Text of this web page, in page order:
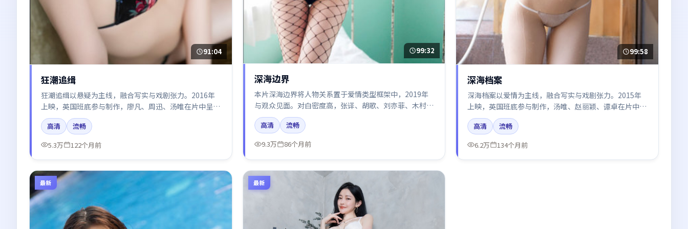
91:04
狂潮追缉
狂潮追缉以悬疑为主线，融合写实与戏剧张力。2016年
上映，英国班底参与制作，廖凡、周迅、汤唯在片中呈现
细腻表演，影像风格统一，配乐与剪辑强化了情绪曲线。
高清
流畅
5.3万
122个月前
99:32
深海边界
本片深海边界将人物关系置于爱情类型框架中，2019年
与观众见面。对白密度高，张译、胡歌、刘亦菲、木村拓
哉、周冬雨的台词节奏值得关注；整体气质偏泰国都市与
冷色调摄影。
高清
流畅
9.3万
86个月前
99:58
深海档案
深海档案以爱情为主线，融合写实与戏剧张力。2015年
上映，英国班底参与制作，汤唯、赵丽颖、谭卓在片中呈
现细腻表演，影像风格统一，配乐与剪辑强化了情绪曲
线。
高清
流畅
6.2万
134个月前
最新 最新